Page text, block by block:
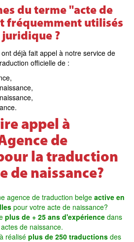
du terme "acte de
fréquemment utilisés
juridique ?
déjà fait appel à notre service de
officielle de :
appel à
de
la traduction
de naissance?
agence de traduction belge active en
pour votre acte de naissance?
plus de + 25 ans d'expérience dans
de naissance.
réalisé plus de 250 traductions des